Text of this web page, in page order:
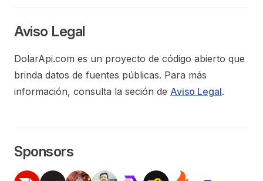
Aviso Legal
DolarApi.com es un proyecto de código abierto que
brinda datos de fuentes públicas. Para más
información, consulta la seción de Aviso Legal.
Sponsors